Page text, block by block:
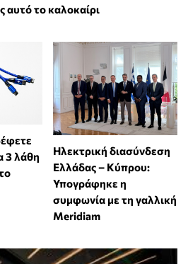
αυτό το καλοκαίρι
3 λάθη
Ηλεκτρική διασύνδεση
Ελλάδας – Κύπρου:
Υπογράφηκε η
συμφωνία με τη γαλλική
Meridiam